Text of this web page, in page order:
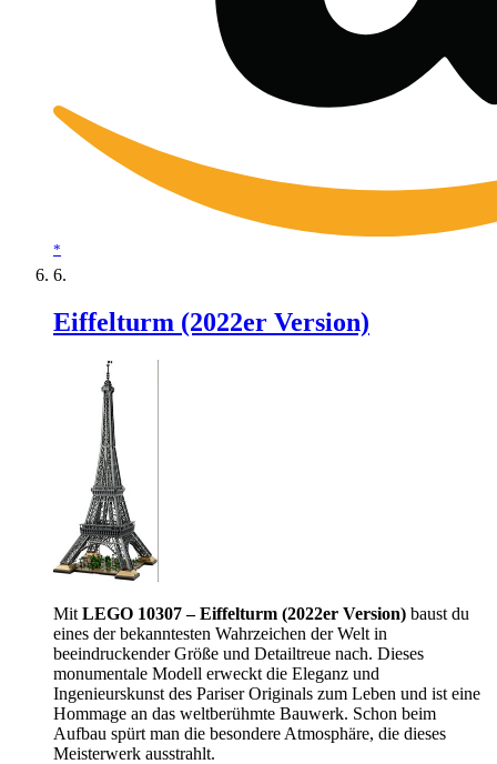
*
Eiffelturm (2022er Version)
Mit LEGO 10307 – Eiffelturm (2022er Version) baust du
eines der bekanntesten Wahrzeichen der Welt in
beeindruckender Größe und Detailtreue nach. Dieses
monumentale Modell erweckt die Eleganz und
Ingenieurskunst des Pariser Originals zum Leben und ist eine
Hommage an das weltberühmte Bauwerk. Schon beim
Aufbau spürt man die besondere Atmosphäre, die dieses
Meisterwerk ausstrahlt.